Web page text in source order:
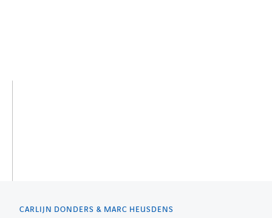
CARLIJN DONDERS & MARC HEUSDENS